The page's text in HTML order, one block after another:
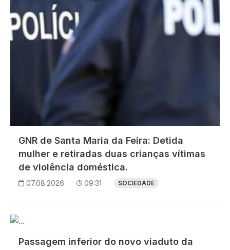
GNR de Santa Maria da Feira: Detida
mulher e retiradas duas crianças vítimas
de violência doméstica.
07.08.2026 09:31 SOCIEDADE
Imagem
Passagem inferior do novo viaduto da